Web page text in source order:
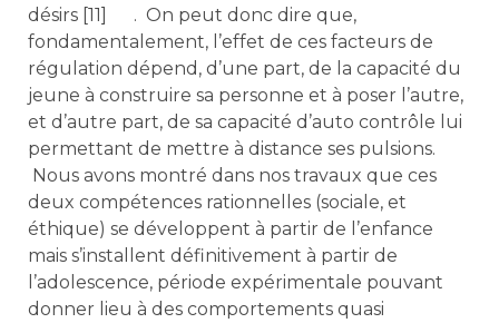
désirs [11] . On peut donc dire que,
fondamentalement, l’effet de ces facteurs de
régulation dépend, d’une part, de la capacité du
jeune à construire sa personne et à poser l’autre,
et d’autre part, de sa capacité d’auto contrôle lui
permettant de mettre à distance ses pulsions.
Nous avons montré dans nos travaux que ces
deux compétences rationnelles (sociale, et
éthique) se développent à partir de l’enfance
mais s’installent définitivement à partir de
l’adolescence, période expérimentale pouvant
donner lieu à des comportements quasi